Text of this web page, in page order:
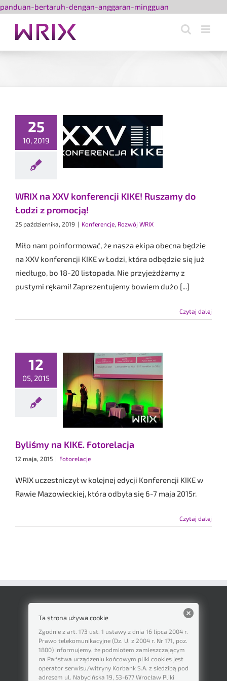
panduan-bertaruh-dengan-anggaran-mingguan
zawartości
25
10, 2019
WRIX na XXV konferencji KIKE! Ruszamy do
Łodzi z promocją!
25 października, 2019 | Konferencje, Rozwój WRIX
Miło nam poinformować, że nasza ekipa obecna będzie
na XXV konferencji KIKE w Łodzi, która odbędzie się już
niedługo, bo 18-20 listopada. Nie przyjeżdżamy z
pustymi rękami! Zaprezentujemy bowiem dużo [...]
Czytaj dalej
12
05, 2015
na KIKE.
Byliśmy na KIKE. Fotorelacja
12 maja, 2015 | Fotorelacje
WRIX uczestniczył w kolejnej edycji Konferencji KIKE w
Rawie Mazowieckiej, która odbyła się 6-7 maja 2015r.
Czytaj dalej
Ta strona używa cookie
Zgodnie z art. 173 ust. 1 ustawy z dnia 16 lipca 2004 r.
Prawo telekomunikacyjne (Dz. U. z 2004 r. Nr 171, poz.
1800) informujemy, że podmiotem zamieszczającym
na Państwa urządzeniu końcowym pliki cookies jest
operator serwisu/witryny Korbank S.A. z siedzibą pod
adresem ul. Nabycińska 19, 53-677 Wrocław Pliki